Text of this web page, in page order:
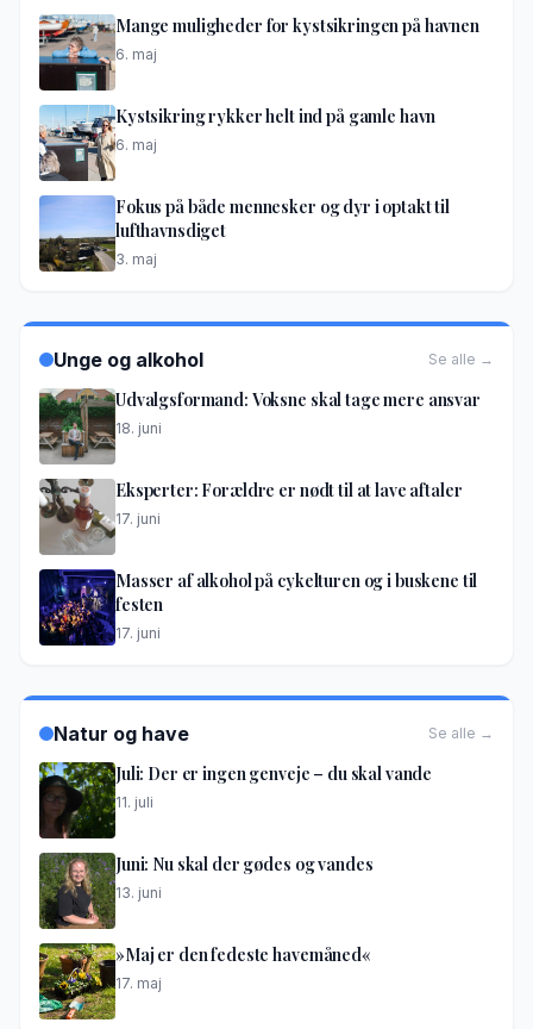
Mange muligheder for kystsikringen på havnen
6. maj
Kystsikring rykker helt ind på gamle havn
6. maj
Fokus på både mennesker og dyr i optakt til
lufthavnsdiget
3. maj
Unge og alkohol Se alle →
Udvalgsformand: Voksne skal tage mere ansvar
18. juni
Eksperter: Forældre er nødt til at lave aftaler
17. juni
Masser af alkohol på cykelturen og i buskene til
festen
17. juni
Natur og have Se alle →
Juli: Der er ingen genveje – du skal vande
11. juli
Juni: Nu skal der gødes og vandes
13. juni
»Maj er den fedeste havemåned«
17. maj